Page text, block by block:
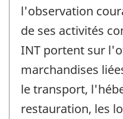
l'observation
de ses activités
INT portent sur
marchandises
le transport,
restauration, les